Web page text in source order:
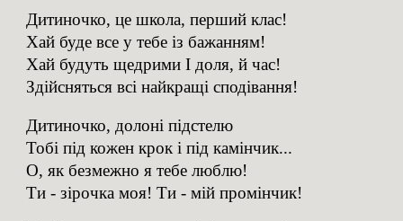
Дитиночко, це школа, перший клас!
Хай буде все у тебе із бажанням!
Хай будуть щедрими І доля, й час!
Здійсняться всі найкращі сподівання!
Дитиночко, долоні підстелю
Тобі під кожен крок і під камінчик...
О, як безмежно я тебе люблю!
Ти - зірочка моя! Ти - мій промінчик!